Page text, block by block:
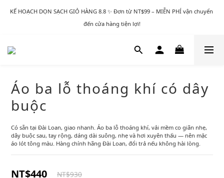
KẾ HOẠCH DỌN SẠCH GIỎ HÀNG 8.8 ✨ Đơn từ NT$99 – MIỄN PHÍ vận chuyển
đến cửa hàng tiện lợi!
Áo ba lỗ thoáng khí có dây
buộc
Có sẵn tại Đài Loan, giao nhanh. Áo ba lỗ thoáng khí, vải mềm co giãn nhẹ,
dây buộc sau, tay rộng, dáng dài suông, nhẹ và hơi xuyên thấu — nên mặc
áo lót tông màu. Hàng chính hãng Đài Loan, đổi trả nếu không hài lòng.
NT$440 NT$930